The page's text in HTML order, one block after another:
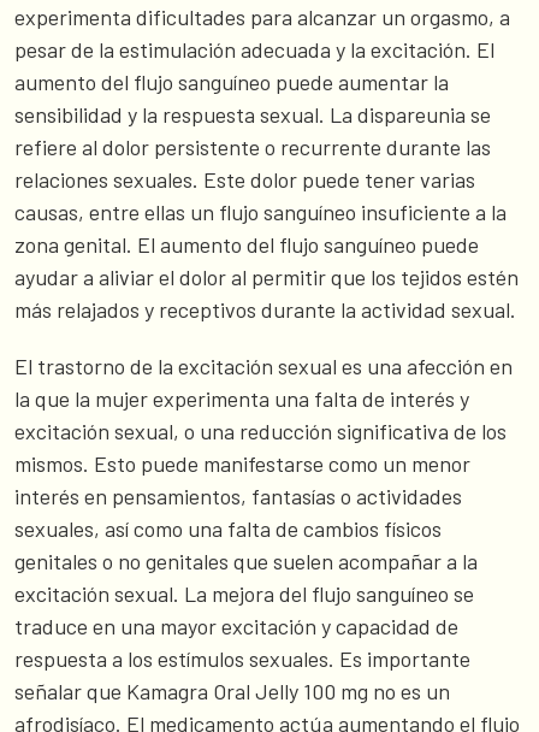
experimenta dificultades para alcanzar un orgasmo, a
pesar de la estimulación adecuada y la excitación. El
aumento del flujo sanguíneo puede aumentar la
sensibilidad y la respuesta sexual. La dispareunia se
refiere al dolor persistente o recurrente durante las
relaciones sexuales. Este dolor puede tener varias
causas, entre ellas un flujo sanguíneo insuficiente a la
zona genital. El aumento del flujo sanguíneo puede
ayudar a aliviar el dolor al permitir que los tejidos estén
más relajados y receptivos durante la actividad sexual.
El trastorno de la excitación sexual es una afección en
la que la mujer experimenta una falta de interés y
excitación sexual, o una reducción significativa de los
mismos. Esto puede manifestarse como un menor
interés en pensamientos, fantasías o actividades
sexuales, así como una falta de cambios físicos
genitales o no genitales que suelen acompañar a la
excitación sexual. La mejora del flujo sanguíneo se
traduce en una mayor excitación y capacidad de
respuesta a los estímulos sexuales. Es importante
señalar que Kamagra Oral Jelly 100 mg no es un
afrodisíaco. El medicamento actúa aumentando el flujo